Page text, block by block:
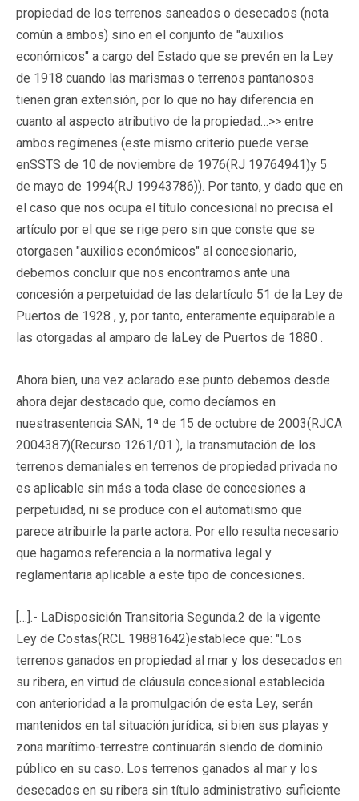
propiedad de los terrenos saneados o desecados (nota
común a ambos) sino en el conjunto de "auxilios
económicos" a cargo del Estado que se prevén en la Ley
de 1918 cuando las marismas o terrenos pantanosos
tienen gran extensión, por lo que no hay diferencia en
cuanto al aspecto atributivo de la propiedad…>> entre
ambos regímenes (este mismo criterio puede verse
enSSTS de 10 de noviembre de 1976(RJ 19764941)y 5
de mayo de 1994(RJ 19943786)). Por tanto, y dado que en
el caso que nos ocupa el título concesional no precisa el
artículo por el que se rige pero sin que conste que se
otorgasen "auxilios económicos" al concesionario,
debemos concluir que nos encontramos ante una
concesión a perpetuidad de las delartículo 51 de la Ley de
Puertos de 1928 , y, por tanto, enteramente equiparable a
las otorgadas al amparo de laLey de Puertos de 1880 .
Ahora bien, una vez aclarado ese punto debemos desde
ahora dejar destacado que, como decíamos en
nuestrasentencia SAN, 1ª de 15 de octubre de 2003(RJCA
2004387)(Recurso 1261/01 ), la transmutación de los
terrenos demaniales en terrenos de propiedad privada no
es aplicable sin más a toda clase de concesiones a
perpetuidad, ni se produce con el automatismo que
parece atribuirle la parte actora. Por ello resulta necesario
que hagamos referencia a la normativa legal y
reglamentaria aplicable a este tipo de concesiones.
[…].- LaDisposición Transitoria Segunda.2 de la vigente
Ley de Costas(RCL 19881642)establece que: "Los
terrenos ganados en propiedad al mar y los desecados en
su ribera, en virtud de cláusula concesional establecida
con anterioridad a la promulgación de esta Ley, serán
mantenidos en tal situación jurídica, si bien sus playas y
zona marítimo-terrestre continuarán siendo de dominio
público en su caso. Los terrenos ganados al mar y los
desecados en su ribera sin título administrativo suficiente